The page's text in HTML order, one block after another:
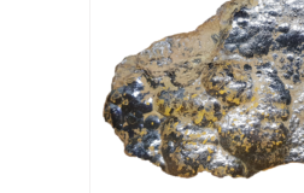
AJOUTER AU